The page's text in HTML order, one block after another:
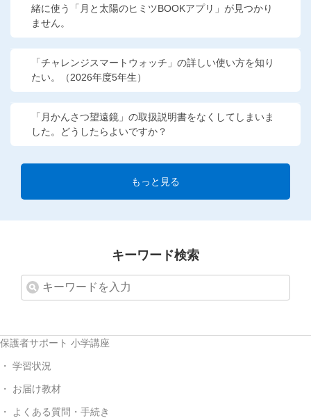
緒に使う「月と太陽のヒミツBOOKアプリ」が見つかり
ません。
「チャレンジスマートウォッチ」の詳しい使い方を知り
たい。（2026年度5年生）
「月かんさつ望遠鏡」の取扱説明書をなくしてしまいま
した。どうしたらよいですか？
もっと見る
キーワード検索
保護者サポート 小学講座
学習状況
お届け教材
よくある質問・手続き